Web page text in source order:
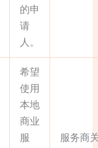
的申
请
人。
希望
使用
本地
商业
服
服务商